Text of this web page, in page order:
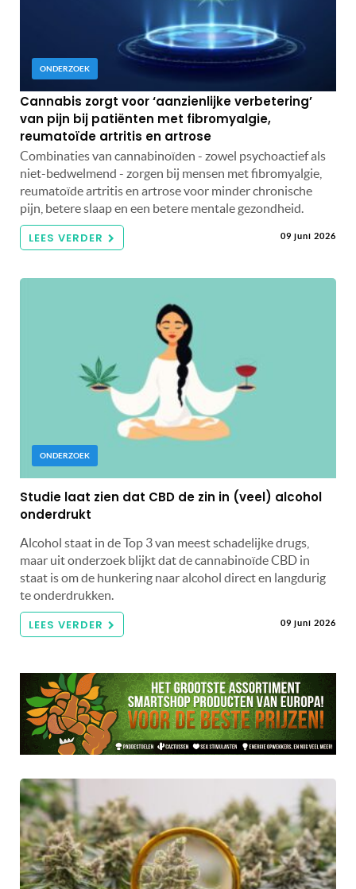
ONDERZOEK
Cannabis zorgt voor ‘aanzienlijke verbetering’
van pijn bij patiënten met fibromyalgie,
reumatoïde artritis en artrose
Combinaties van cannabinoïden - zowel psychoactief als
niet-bedwelmend - zorgen bij mensen met fibromyalgie,
reumatoïde artritis en artrose voor minder chronische
pijn, betere slaap en een betere mentale gezondheid.
LEES VERDER 09 juni 2026
ONDERZOEK
Studie laat zien dat CBD de zin in (veel) alcohol
onderdrukt
Alcohol staat in de Top 3 van meest schadelijke drugs,
maar uit onderzoek blijkt dat de cannabinoïde CBD in
staat is om de hunkering naar alcohol direct en langdurig
te onderdrukken.
LEES VERDER 09 juni 2026